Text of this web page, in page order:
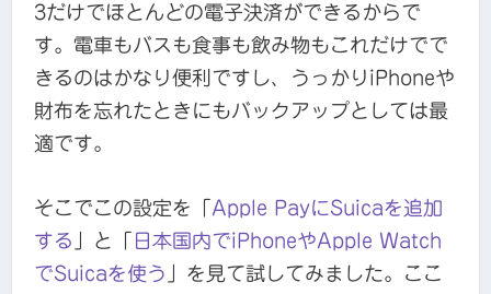
3だけでほとんどの電子決済ができるからで
す。電車もバスも食事も飲み物もこれだけでで
きるのはかなり便利ですし、うっかりiPhoneや
財布を忘れたときにもバックアップとしては最
適です。
そこでこの設定を「 Apple PayにSuicaを追加
する
」と「 日本国内でiPhoneやApple Watch
でSuicaを使う
」を見て試してみました。ここ